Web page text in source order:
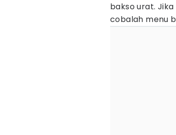
bakso urat.
cobalah menu